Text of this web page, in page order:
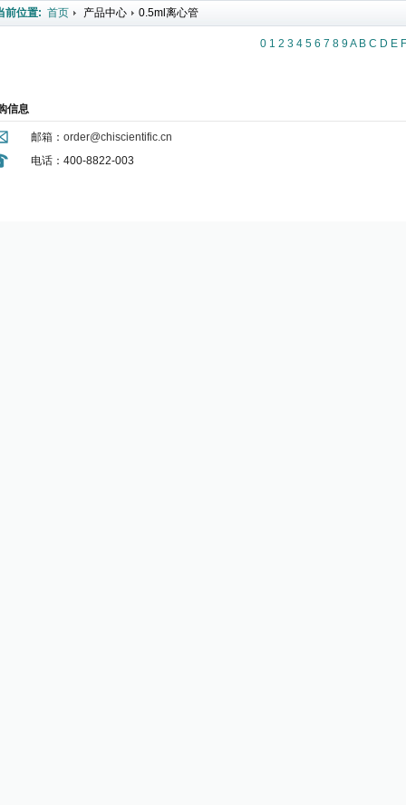
前位置: 首页 产品中心 0.5ml离心管
0 1 2 3 4 5 6 7 8 9 A B C D E F
信息
邮箱： order@chiscientific.cn
电话：400-8822-003